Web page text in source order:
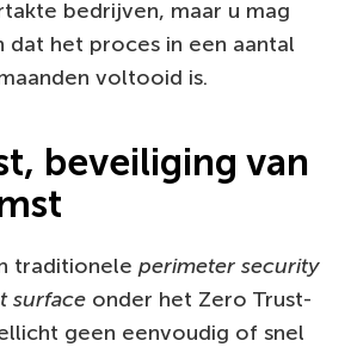
bedrijven, maar u mag
dat het proces in een aantal
voltooid is.
beveiliging van
traditionele perimeter security
surface onder het Zero Trust-
geen eenvoudig of snel